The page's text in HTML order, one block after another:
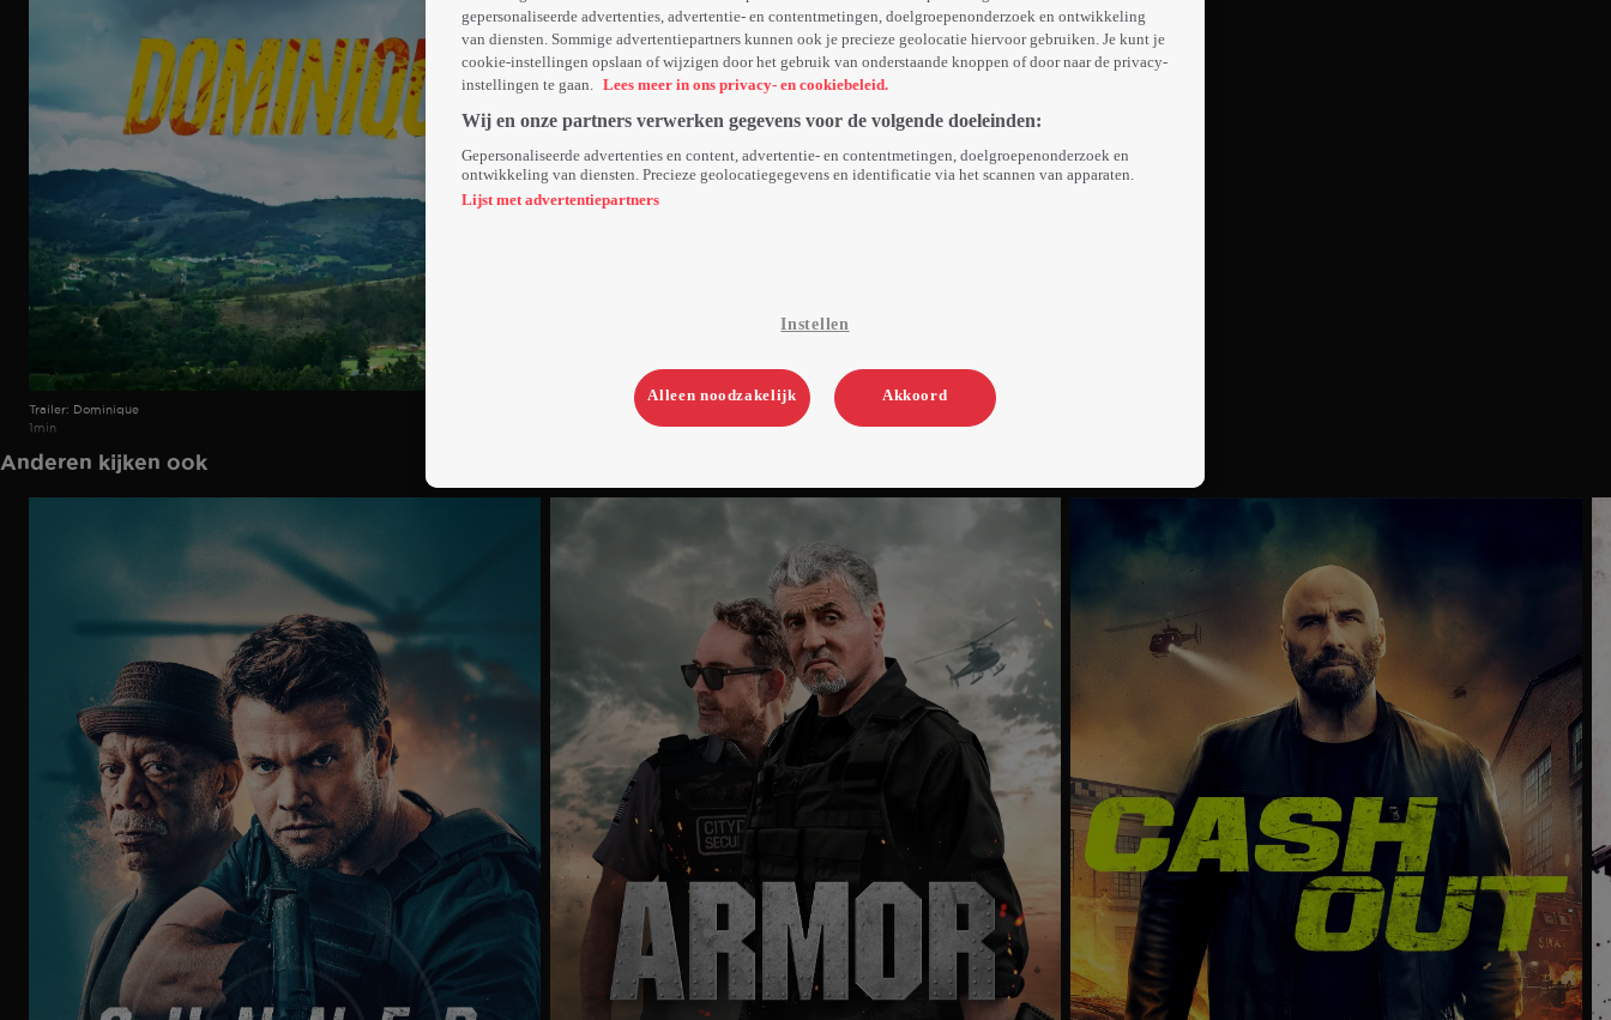
Trailer: Dominique
1min
Anderen kijken ook
gepersonaliseerde advertenties, advertentie- en contentmetingen, doelgroepenonderzoek en ontwikkeling
van diensten. Sommige advertentiepartners kunnen ook je precieze geolocatie hiervoor gebruiken. Je kunt je
cookie-instellingen opslaan of wijzigen door het gebruik van onderstaande knoppen of door naar de privacy-
instellingen te gaan.
Lees meer in ons privacy- en cookiebeleid.
Wij en onze partners verwerken gegevens voor de volgende doeleinden:
Gepersonaliseerde advertenties en content, advertentie- en contentmetingen, doelgroepenonderzoek en
ontwikkeling van diensten. Precieze geolocatiegegevens en identificatie via het scannen van apparaten.
Lijst met advertentiepartners
Instellen
Alleen noodzakelijk Akkoord